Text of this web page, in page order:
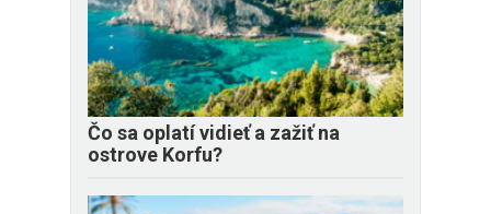
Čo sa oplatí vidieť a zažiť na
ostrove Korfu?